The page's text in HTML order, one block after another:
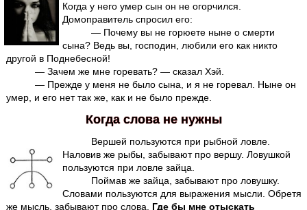
Когда у него умер сын он не огорчился.
Домоправитель спросил его:
— Почему вы не горюете ныне о смерти
сына? Ведь вы, господин, любили его как никто
другой в Поднебесной!
— Зачем же мне горевать? — сказал Хэй.
— Прежде у меня не было сына, и я не горевал. Ныне он
умер, и его нет так же, как и не было прежде.
Когда слова не нужны
Вершей пользуются при рыбной ловле.
Наловив же рыбы, забывают про вершу. Ловушкой
пользуются при ловле зайца.
Поймав же зайца, забывают про ловушку.
Словами пользуются для выражения мысли. Обретя
же мысль, забывают про слова. Где бы мне отыскать